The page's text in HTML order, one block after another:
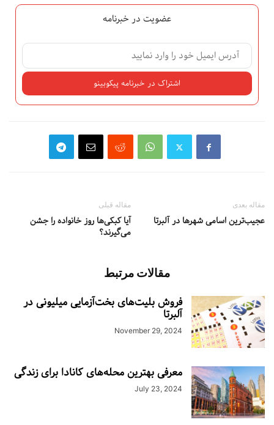
عضویت در خبرنامه
مقاله قبلی
آیا کبکی‌ها روز خانواده را جشن
می‌گیرند؟
مقاله بعدی
عجیب‌ترین اسامی شهرها در آلبرتا
مقالات مرتبط
فروش بلیت‌های بخت‌آزمایی میلیونی در
آلبرتا
November 29, 2024
معرفی بهترین محله‌های کانادا برای زندگی
July 23, 2024